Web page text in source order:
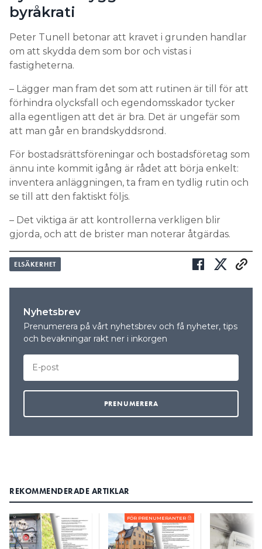
byråkrati
Peter Tunell betonar att kravet i grunden handlar
om att skydda dem som bor och vistas i
fastigheterna.
– Lägger man fram det som att rutinen är till för att
förhindra olycksfall och egendomsskador tycker
alla egentligen att det är bra. Det är ungefär som
att man går en brandskyddsrond.
För bostadsrättsföreningar och bostadsföretag som
ännu inte kommit igång är rådet att börja enkelt:
inventera anläggningen, ta fram en tydlig rutin och
se till att den faktiskt följs.
– Det viktiga är att kontrollerna verkligen blir
gjorda, och att de brister man noterar åtgärdas.
ELSÄKERHET
Nyhetsbrev
Prenumerera på vårt nyhetsbrev och få nyheter, tips
och bevakningar rakt ner i inkorgen
REKOMMENDERADE ARTIKLAR
FÖR PRENUMERANTER